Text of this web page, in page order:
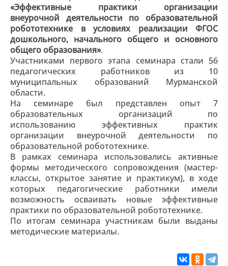
«Эффективные практики организации
внеурочной деятельности по образовательной
робототехнике в условиях реализации ФГОС
дошкольного, начального общего и основного
общего образования».
Участниками первого этапа семинара стали 56
педагогических работников из 10
муниципальных образований Мурманской
области.
На семинаре был представлен опыт 7
образовательных организаций по
использованию эффективных практик
организации внеурочной деятельности по
образовательной робототехнике.
В рамках семинара использовались активные
формы методического сопровождения (мастер-
классы, открытое занятие и практикум), в ходе
которых педагогические работники имели
возможность осваивать новые эффективные
практики по образовательной робототехнике.
По итогам семинара участникам были выданы
методические материалы.